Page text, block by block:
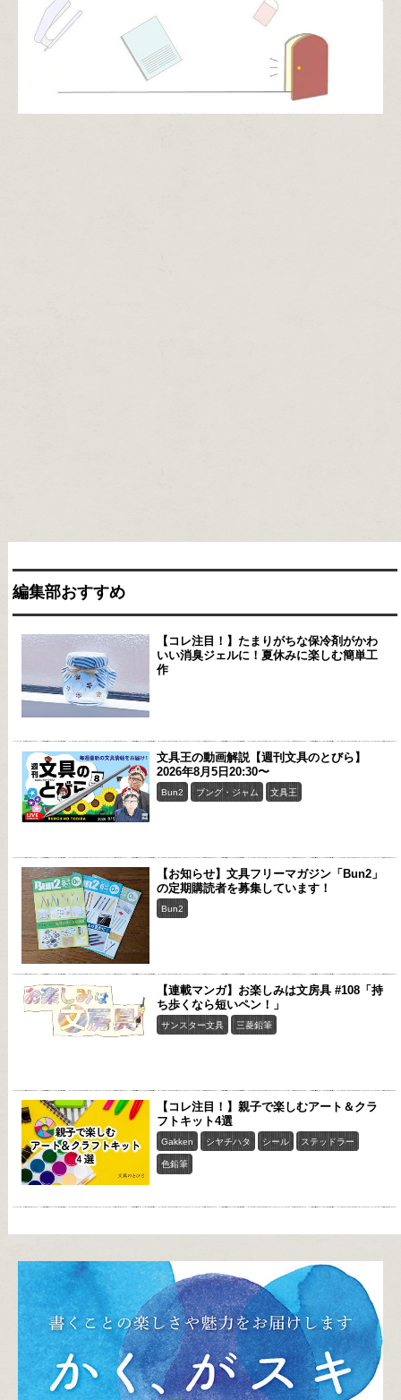
編集部おすすめ
【コレ注目！】たまりがちな保冷剤がかわ
いい消臭ジェルに！夏休みに楽しむ簡単工
作
文具王の動画解説【週刊文具のとびら】
2026年8月5日20:30〜
Bun2 ブング・ジャム 文具王
【お知らせ】文具フリーマガジン「Bun2」
の定期購読者を募集しています！
Bun2
【連載マンガ】お楽しみは文房具 #108「持
ち歩くなら短いペン！」
サンスター文具 三菱鉛筆
【コレ注目！】親子で楽しむアート＆クラ
フトキット4選
Gakken シヤチハタ シール ステッドラー
色鉛筆